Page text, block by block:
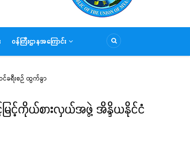
ဝန်ကြီးဌာနအကြောင်း
င်ခရီးစဉ် ထွက်ခွာ
မြင့်ကိုယ်စားလှယ်အဖွဲ့ အိန္ဒိယနိုင်ငံ